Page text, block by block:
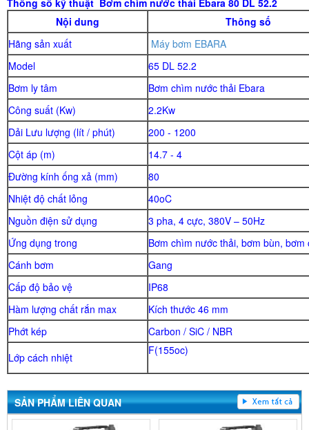
Nội dung
Thông số
Hãng sản xuất
Máy bơm EBARA
Model
65 DL 52.2
Bơm ly tâm
Bơm chìm nước thải Ebara
Công suất (Kw)
2.2Kw
Dải Lưu lượng (lít / phút)
200 - 1200
Cột áp (m)
14.7 - 4
Đường kính ống xả (mm)
80
Nhiệt độ chất lỏng
40oC
Nguồn điện sử dụng
3 pha, 4 cực, 380V – 50Hz
Ứng dụng trong
Bơm chìm nước thải, bơm bùn, bơm
Cánh bơm
Gang
Cấp độ bảo vệ
IP68
Hàm lượng chất rắn max
Kích thước 46 mm
Phớt kép
Carbon / SiC / NBR
Lớp cách nhiệt
F(155oc)
SẢN PHẨM LIÊN QUAN